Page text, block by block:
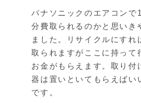
パナソニックのエアコンで
分費取られるのかと思いき
ました。リサイクルにすれ
取られますがここに持って
お金がもらえます。取り付
器は置いといてもらえばい
です。